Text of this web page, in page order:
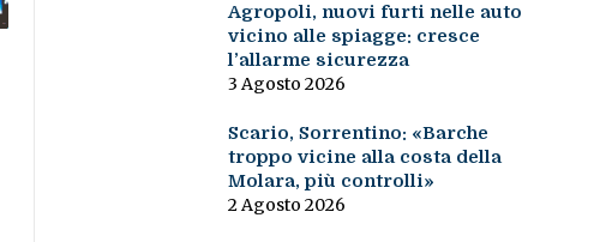
Agropoli, nuovi furti nelle auto
vicino alle spiagge: cresce
l’allarme sicurezza
3 Agosto 2026
Scario, Sorrentino: «Barche
troppo vicine alla costa della
Molara, più controlli»
2 Agosto 2026